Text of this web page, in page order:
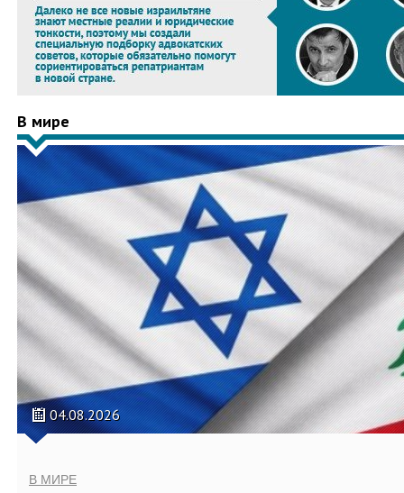
В мире
04.08.2026
В МИРЕ